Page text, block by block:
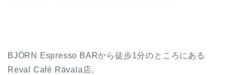
BJÖRN Espresso BARから徒歩1分のところにある
Reval Café Rävala店。